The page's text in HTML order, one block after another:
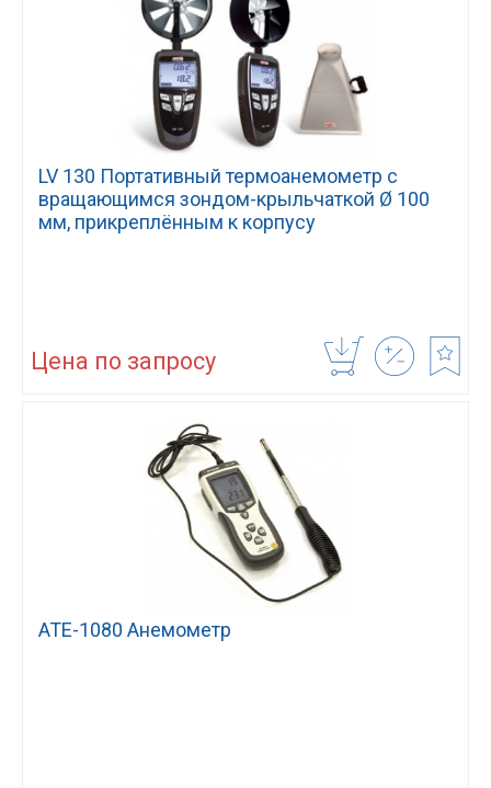
LV 130 Портативный термоанемометр с
вращающимся зондом-крыльчаткой Ø 100
мм, прикреплённым к корпусу
Цена по запросу
АТЕ-1080 Анемометр